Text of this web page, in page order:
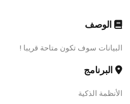
الوصف
البيانات سوف تكون متاحة قريبا !
البرنامج
الأنظمة الذكية